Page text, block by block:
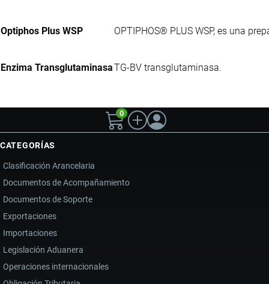
Optiphos Plus WSP OPTIPHOS® PLUS WSP, es una
Enzima TransglutaminasaTG-BV transglutaminasa.
0
CATEGORÍAS
Clasificación Arancelaria
Documentos de Acompañamiento
Documentos de Soporte
Exportaciones
Importaciones
Legislación Aduanera
Operaciones internacionales